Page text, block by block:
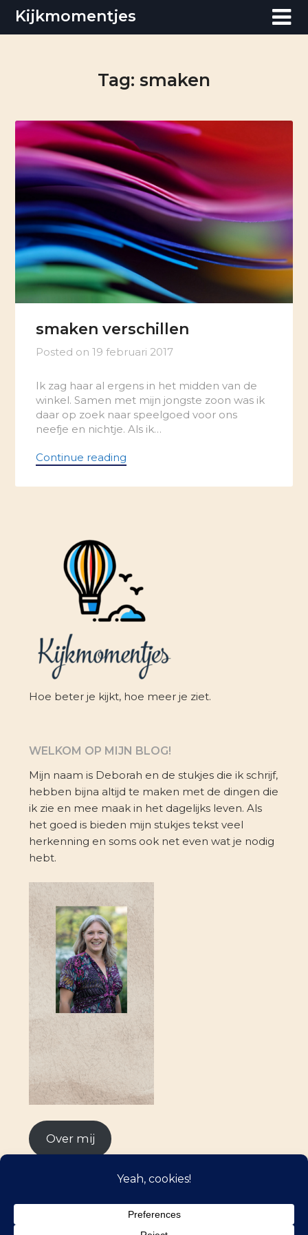
SkipKijkmomentjes
Tag: smaken
smaken verschillen
Posted on19 februari 2017
Ik zag haar al ergens in het midden van de
winkel. Samen met mijn jongste zoon was ik
daar op zoek naar speelgoed voor ons
neefje en nichtje. Als ik…
Continue reading
Hoe beter je kijkt, hoe meer je ziet.
WELKOM OP MIJN BLOG!
Mijn naam is Deborah en de stukjes die ik schrijf,
hebben bijna altijd te maken met de dingen die
ik zie en mee maak in het dagelijks leven. Als
het goed is bieden mijn stukjes tekst veel
herkenning en soms ook net even wat je nodig
hebt.
Over mij